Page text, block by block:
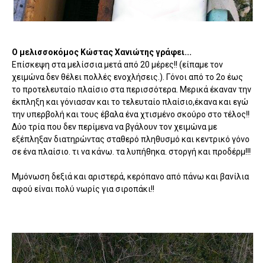
Ο μελισσοκόμος Κώστας Χανιώτης γράφει...
Επίσκεψη στα μελίσσια μετά από 20 μέρες!! (είπαμε τον
χειμώνα δεν θέλει πολλές ενοχλήσεις.). Γόνοι από το 2ο έως
το προτελευταίο πλαίσιο στα περισσότερα. Μερικά έκαναν την
έκπληξη και γόνιασαν και το τελευταίο πλαίσιο,έκανα και εγώ
την υπερβολή και τους έβαλα ένα χτισμένο σκούρο στο τέλος!!
Δύο τρία που δεν περίμενα να βγάλουν τον χειμώνα με
εξέπληξαν διατηρώντας σταθερό πληθυσμό και κεντρικό γόνο
σε ένα πλαίσιο. τι να κάνω. τα λυπήθηκα. στοργή και προδέρμ!!!
Mμόνωση δεξιά και αριστερά, κερόπανο από πάνω και βανίλια
αφού είναι πολύ νωρίς για σιροπάκι!!